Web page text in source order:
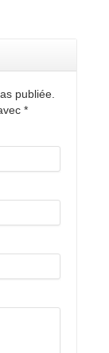
publiée.
*